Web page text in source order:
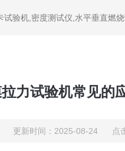
验机,针焰试验机,恒温恒湿试验机,UV紫外线老化
力试验机常见的
更新时间：2025-08-24 点